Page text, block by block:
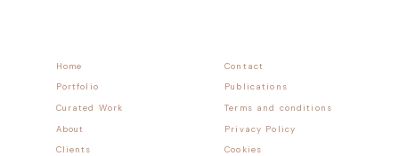
Contact
Home
Publications
Portfolio
Terms and conditions
Curated Work
Privacy Policy
About
Cookies
Clients